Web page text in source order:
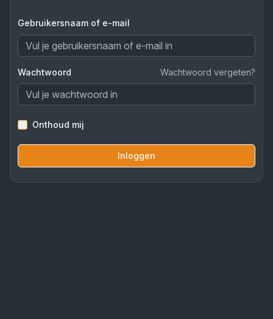
Gebruikersnaam of e-mail
Wachtwoord Wachtwoord vergeten?
Onthoud mij
Inloggen